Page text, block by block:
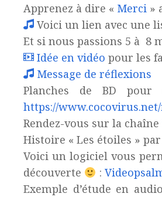
Apprenez à dire « Merci »
Voici un lien avec une
Et si nous passions 5 à 8
Idée en vidéo pour les
Message de réflexions
Planches de BD pour
https://
Rendez-vous sur la chaîne
Histoire « Les étoiles » par
Voici un logiciel vous
découverte
:
Exemple d’étude en